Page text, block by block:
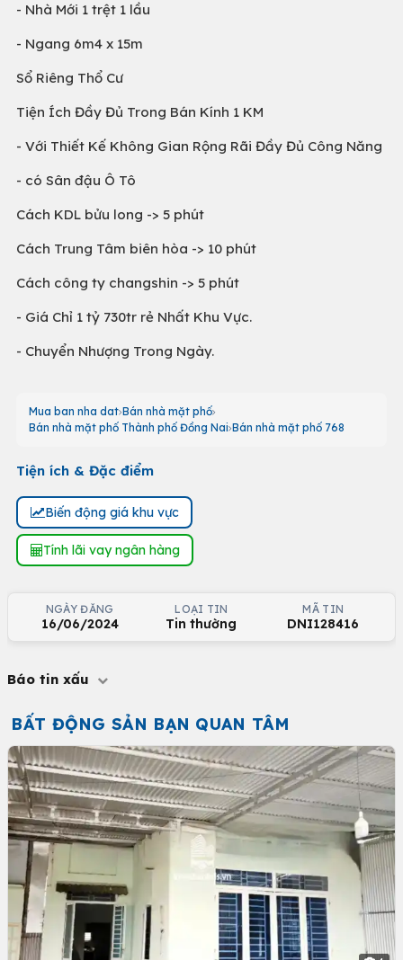
- Nhà Mới 1 trệt 1 lầu
- Ngang 6m4 x 15m
Sổ Riêng Thổ Cư
Tiện Ích Đầy Đủ Trong Bán Kính 1 KM
- Với Thiết Kế Không Gian Rộng Rãi Đầy Đủ Công Năng
- có Sân đậu Ô Tô
Cách KDL bửu long -> 5 phút
Cách Trung Tâm biên hòa -> 10 phút
Cách công ty changshin -> 5 phút
- Giá Chỉ 1 tỷ 730tr rẻ Nhất Khu Vực.
- Chuyển Nhượng Trong Ngày.
Mua ban nha dat Bán nhà mặt phố
Bán nhà mặt phố Thành phố Đồng Nai Bán nhà mặt phố 768
Tiện ích & Đặc điểm
Biến động giá khu vực
Tính lãi vay ngân hàng
NGÀY ĐĂNG
16/06/2024
LOẠI TIN
Tin thường
MÃ TIN
DNI128416
Báo tin xấu
BẤT ĐỘNG SẢN BẠN QUAN TÂM